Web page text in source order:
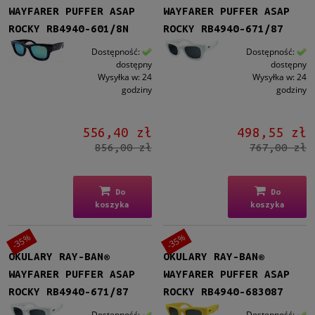
WAYFARER PUFFER ASAP
ROCKY RB4940-601/8N
Dostępność:
dostępny
Wysyłka w: 24
godziny
556,40 zł
856,00 zł
Do
koszyka
WAYFARER PUFFER ASAP
ROCKY RB4940-671/87
Dostępność:
dostępny
Wysyłka w: 24
godziny
498,55 zł
767,00 zł
Do
koszyka
OKULARY RAY-BAN®
WAYFARER PUFFER ASAP
ROCKY RB4940-671/87
-35%
OKULARY RAY-BAN®
WAYFARER PUFFER ASAP
ROCKY RB4940-683087
-35%